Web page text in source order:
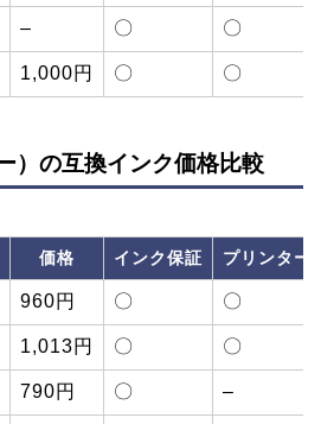
– 〇 〇
1,000円 〇 〇
）の互換インク価格比較
価格 インク保証 プリンター
960円 〇 〇
1,013円 〇 〇
790円 〇 –